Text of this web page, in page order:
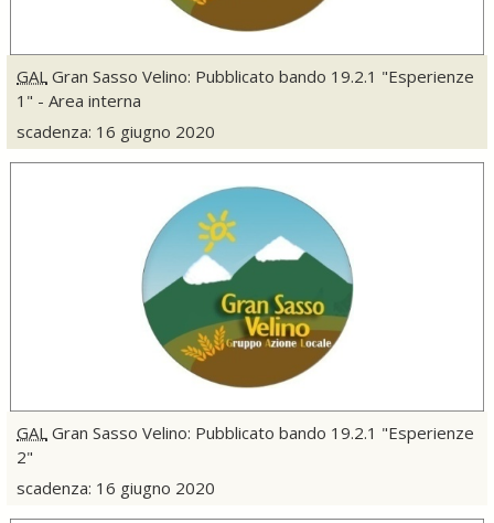
GAL Gran Sasso Velino: Pubblicato bando 19.2.1 "Esperienze
1" - Area interna
scadenza: 16 giugno 2020
GAL Gran Sasso Velino: Pubblicato bando 19.2.1 "Esperienze
2"
scadenza: 16 giugno 2020